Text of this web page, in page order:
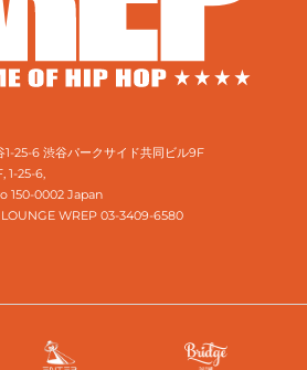
25-6 渋谷パークサイド共同ビル9F
1-25-6,
150-0002 Japan
WREP 03-3409-6580